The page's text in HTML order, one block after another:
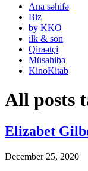
Ana səhifə
Biz
by KKO
ilk & son
Qiraətçi
Müsahibə
KinoKitab
All posts
Elizabet
December 25, 2020